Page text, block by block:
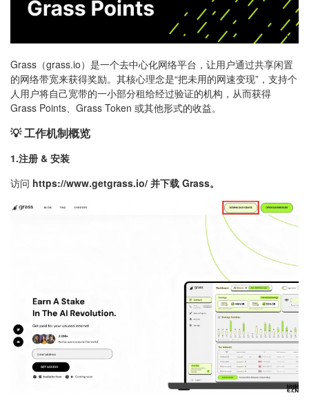
Grass（grass.io）是一个去中心化网络平台，让用户通过共享闲置
的网络带宽来获得奖励。其核心理念是“把未用的网速变现”，支持个
人用户将自己宽带的一小部分租给经过验证的机构，从而获得
Grass Points、Grass Token 或其他形式的收益。
💡 工作机制概览
1.注册 & 安装
访问 https://www.getgrass.io/ 并下载 Grass。